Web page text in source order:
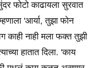
फोटो काढायला सुरवात
'आर्या, तुझा फोन
काही नाही मला फक्त तुझी
हातात दिला. 'काय